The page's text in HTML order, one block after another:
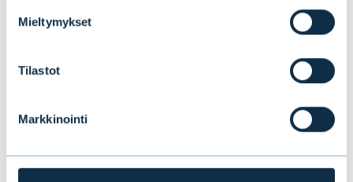
Mieltymykset
Tilastot
Markkinointi